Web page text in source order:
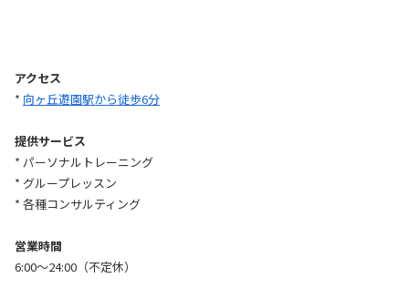
アクセス
* 向ヶ丘遊園駅から徒歩6分
提供サービス
* パーソナルトレーニング
* グループレッスン
* 各種コンサルティング
営業時間
6:00〜24:00（不定休）